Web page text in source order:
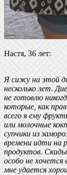
Настя, 36 лет:
Я сижу на этой
несколько лет.
не готовлю
которые, как
всего я ему
или молочные
супчики из
времени идти на
продуктов.
особо не
мне удается